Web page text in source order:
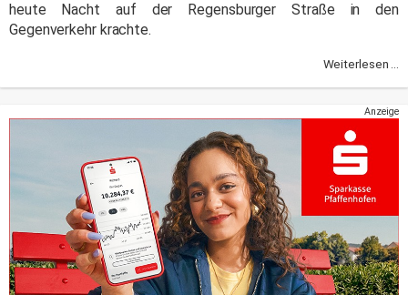
heute Nacht auf der Regensburger Straße in den
Gegenverkehr krachte.
Weiterlesen ...
Anzeige